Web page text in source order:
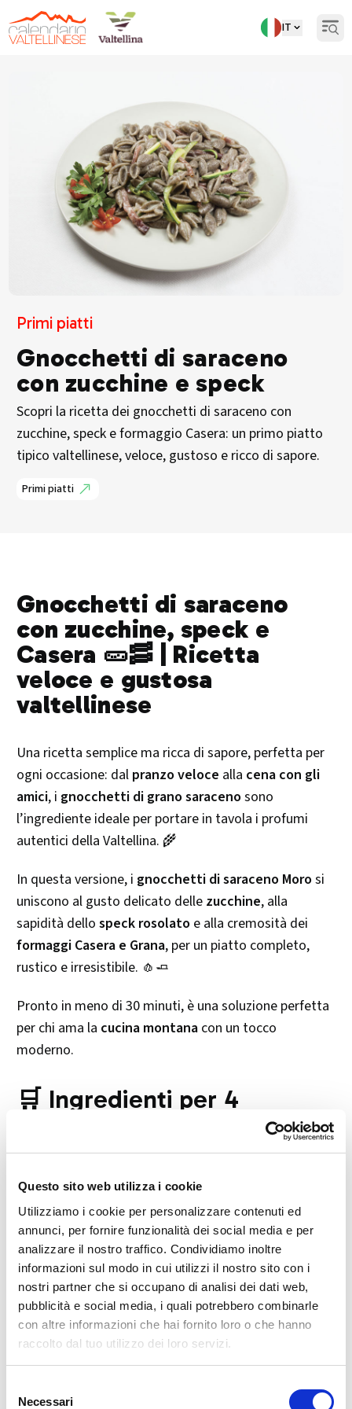
Questo sito web utilizza i cookie
Utilizziamo i cookie per personalizzare contenuti ed
annunci, per fornire funzionalità dei social media e per
analizzare il nostro traffico. Condividiamo inoltre
informazioni sul modo in cui utilizzi il nostro sito con i
nostri partner che si occupano di analisi dei dati web,
pubblicità e social media, i quali potrebbero combinarle
con altre informazioni che hai fornito loro o che hanno
raccolto dal tuo utilizzo dei loro servizi.
delNecessari
IT
Torna indietro
Primi piatti
Gnocchetti di saraceno
con zucchine e speck
Scopri la ricetta dei gnocchetti di saraceno con
zucchine, speck e formaggio Casera: un primo piatto
tipico valtellinese, veloce, gustoso e ricco di sapore.
Primi piatti
Gnocchetti di saraceno
con zucchine, speck e
Casera 🥒🥓 | Ricetta
veloce e gustosa
valtellinese
Una ricetta semplice ma ricca di sapore, perfetta per
ogni occasione: dal pranzo veloce alla cena con gli
amici, i gnocchetti di grano saraceno sono
l’ingrediente ideale per portare in tavola i profumi
autentici della Valtellina. 🌾
In questa versione, i gnocchetti di saraceno Moro si
uniscono al gusto delicato delle zucchine, alla
sapidità dello speck rosolato e alla cremosità dei
formaggi Casera e Grana, per un piatto completo,
rustico e irresistibile. 🧄🧈
Pronto in meno di 30 minuti, è una soluzione perfetta
per chi ama la cucina montana con un tocco
moderno.
🛒 Ingredienti per 4
120 g di speck, tagliato a listelli
400 g di zucchine
200 g di Casera stagionato, a tocchetti
100 g di Grana Padano grattugiato
120 g di burro
1 spicchio di aglio
Pepe nero e sale, q.b.
Timo fresco, q.b.
👩‍🍳 Preparazione